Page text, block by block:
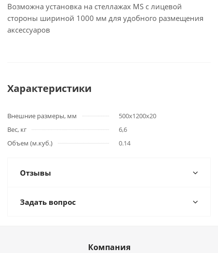
Возможна установка на стеллажах MS с лицевой
стороны шириной 1000 мм для удобного размещения
аксессуаров
Характеристики
Внешние размеры, мм
500x1200x20
Вес, кг
6,6
Объем (м.куб.)
0.14
Отзывы
Задать вопрос
Компания